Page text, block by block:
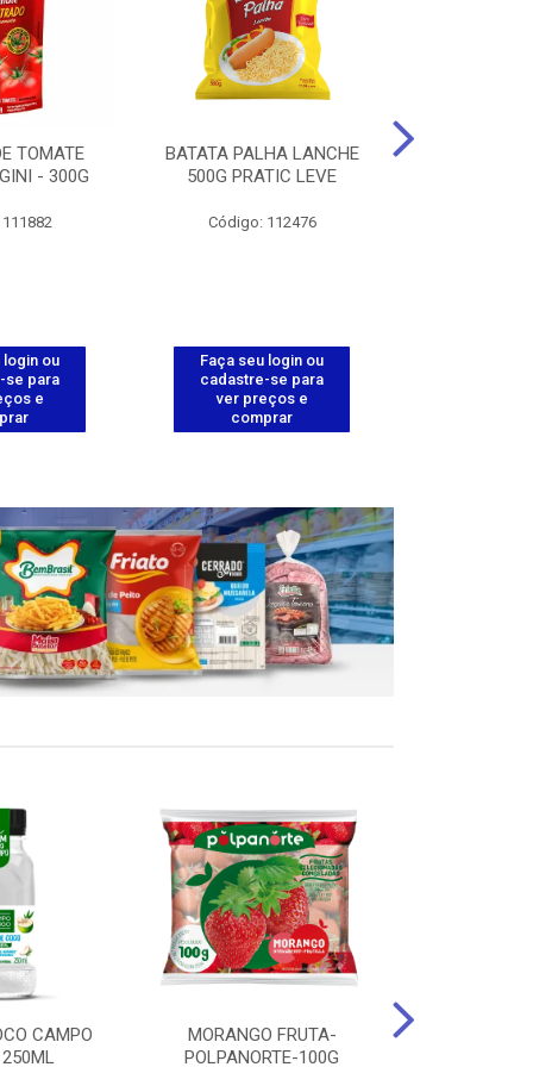
TOMATE
- 300G
login ou
se para
e
BATATA PALHA LANCHE
500G PRATIC LEVE
Código: 112476
Faça seu login ou
cadastre-se para
ver preços e
comprar
CAMPO
MORANGO FRUTA-
POLPANORTE-100G